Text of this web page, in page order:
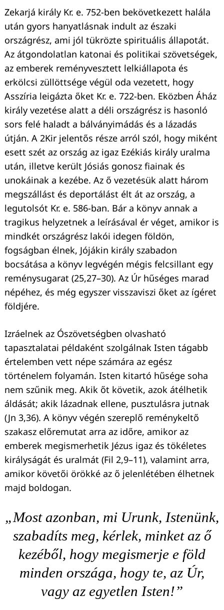
Zekarjá király Kr. e. 752-ben bekövetkezett halála
után gyors hanyatlásnak indult az északi
országrész, ami jól tükrözte spirituális állapotát.
Az átgondolatlan katonai és politikai szövetségek,
az emberek reményvesztett lelkiállapota és
erkölcsi züllöttsége végül oda vezetett, hogy
Asszíria leigázta őket Kr. e. 722-ben. Eközben Áház
király vezetése alatt a déli országrész is hasonló
sors felé haladt a bálványimádás és a lázadás
útján. A 2Kir jelentős része arról szól, hogy miként
esett szét az ország az igaz Ezékiás király uralma
után, illetve került Jósiás gonosz fiainak és
unokáinak a kezébe. Az ő vezetésük alatt három
megszállást és deportálást élt át az ország, a
legutolsót Kr. e. 586-ban. Bár a könyv annak a
tragikus helyzetnek a leírásával ér véget, amikor is
mindkét országrész lakói idegen földön,
fogságban élnek, Jójákin király szabadon
bocsátása a könyv legvégén mégis felcsillant egy
reménysugarat (25,27–30). Az Úr hűséges marad
népéhez, és még egyszer visszaviszi őket az ígéret
földjére.
Izráelnek az Ószövetségben olvasható
tapasztalatai példaként szolgálnak Isten tágabb
értelemben vett népe számára az egész
történelem folyamán. Isten kitartó hűsége soha
nem szűnik meg. Akik őt követik, azok átélhetik
áldását; akik lázadnak ellene, pusztulásra jutnak
(Jn 3,36). A könyv végén szereplő reménykeltő
szakasz előremutat arra az időre, amikor az
emberek megismerhetik Jézus igaz és tökéletes
királyságát és uralmát (Fil 2,9–11), valamint arra,
amikor követői örökké az ő jelenlétében élhetnek
majd boldogan.
„Most azonban, mi Urunk, Istenünk,
szabadíts meg, kérlek, minket az ő
kezéből, hogy megismerje e föld
minden országa, hogy te, az Úr,
vagy az egyetlen Isten!”